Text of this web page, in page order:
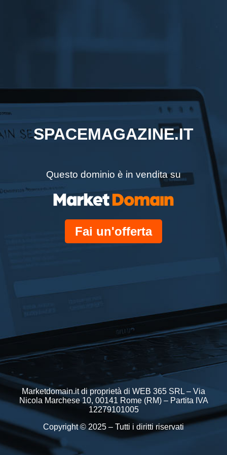
SPACEMAGAZINE.IT
Questo dominio è in vendita su
Fai un'offerta
Marketdomain.it di proprietà di WEB 365 SRL – Via
Nicola Marchese 10, 00141 Rome (RM) – Partita IVA
12279101005
Copyright © 2025 – Tutti i diritti riservati